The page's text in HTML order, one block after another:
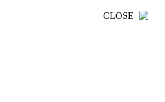
CLOSE